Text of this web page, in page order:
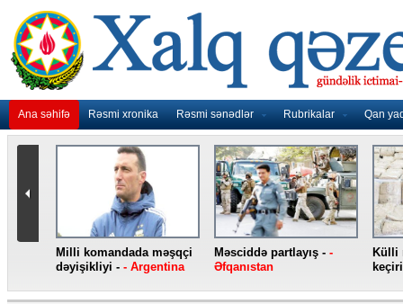
Ana səhifə Rəsmi xronika Rəsmi sənədlər Rubrikalar Qan
Külli miqdarda heroin ələ
keçirilib -- Türkiyə
Jirinovski qarət edilib --
Rusiya
Yeni
smartfonları